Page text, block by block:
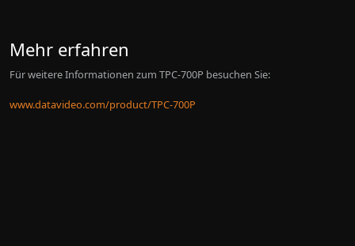
Mehr erfahren
Für weitere Informationen zum TPC-700P besuchen Sie:
www.datavideo.com/product/TPC-700P